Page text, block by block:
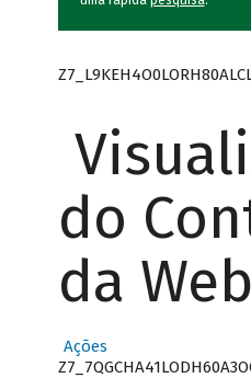
do
da Web
Ações